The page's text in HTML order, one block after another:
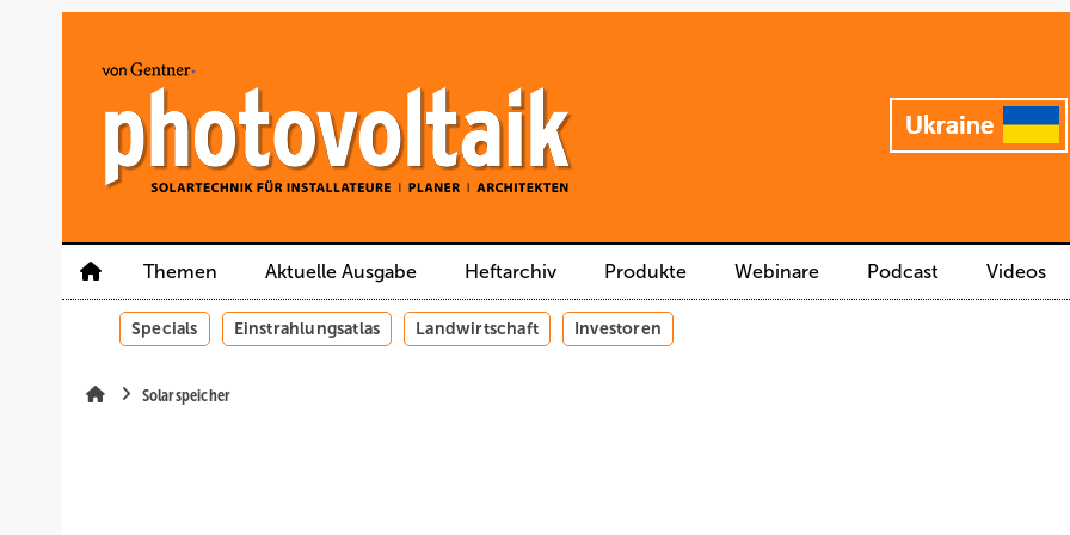
Themen Aktuelle Ausgabe Heftarchiv Produkte Webinare Podcast Videos
Specials Einstrahlungsatlas Landwirtschaft Investoren
Solarspeicher